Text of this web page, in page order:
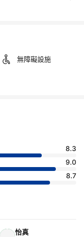
無障礙設施
8.3
9.0
8.7
怡真